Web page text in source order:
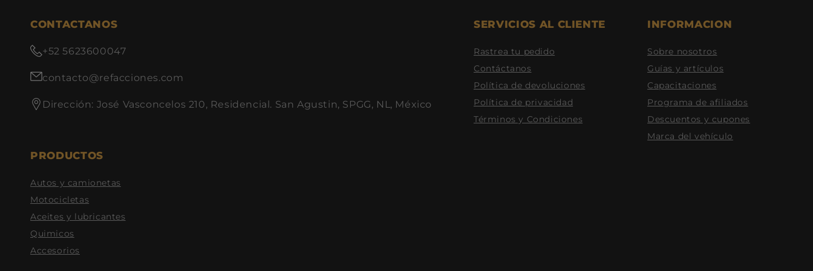
CONTACTANOS
+52 5623600047
contacto@refacciones.com
Dirección: José Vasconcelos 210, Residencial. San Agustin, SPGG, NL, México
SERVICIOS AL CLIENTE
Rastrea tu pedido
Contáctanos
Política de devoluciones
Política de privacidad
Términos y Condiciones
INFORMACION
Sobre nosotros
Guías y artículos
Capacitaciones
Programa de afiliados
Descuentos y cupones
Marca del vehículo
PRODUCTOS
Autos y camionetas
Motocicletas
Aceites y lubricantes
Quimicos
Accesorios